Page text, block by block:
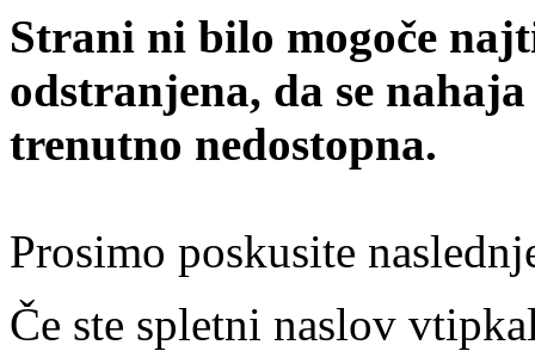
Strani ni bilo mogoče
odstranjena, da se
trenutno nedostopna.
Prosimo poskusite
Če ste spletni naslov